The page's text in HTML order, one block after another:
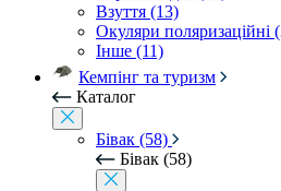
Взуття (13)
Окуляри поляризаційні
Інше (11)
Кемпінг та туризм
Каталог
Бівак (58)
Бівак (58)